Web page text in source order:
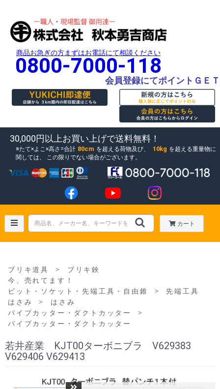
商品お急ぎの方まずはお電話にて相談ください
0800-7000-118
会員登録にてポイントＧＥＴ
30,000円以上お買い上げで送料無料！
たて×よこ×高さ=合計 80cm を超える荷物及び、 10kg を超える重量物に
関しては、
この限りでない場合がございます。
カート
ブリキ道具 ＞
ブリキ鋏
今、売れてます！
ビット・ソケット・先端工具・自由錐
＞
先端工具
はさみ
＞
はさみ
パイプカッター・ダクトカッター
＞
パイプカッター・ダクトカッター
若井産業 KJT00ターボニブラ V629383
V629406 V629413